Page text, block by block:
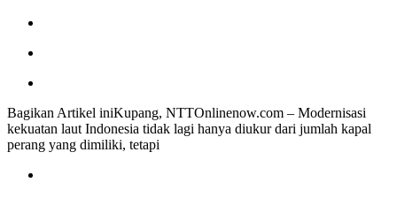
Bagikan Artikel iniKupang, NTTOnlinenow.com – Modernisasi
kekuatan laut Indonesia tidak lagi hanya diukur dari jumlah kapal
perang yang dimiliki, tetapi